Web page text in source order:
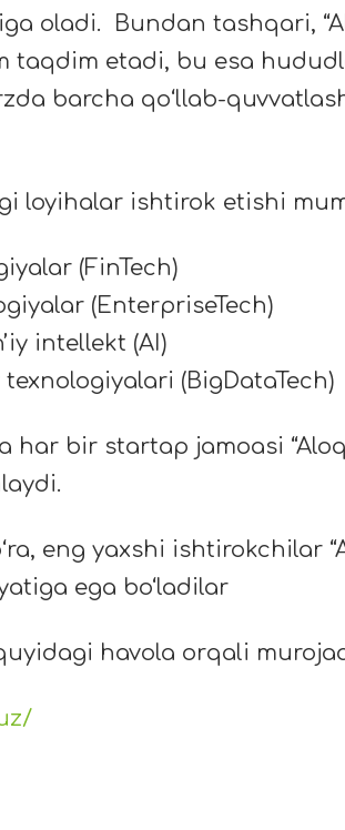
oladi. Bundan tashqari,
taqdim etadi, bu esa
barcha qoʻllab-
loyihalar ishtirok etishi
(FinTech)
(EnterpriseTech)
intellekt (AI)
(BigDataTech)
har bir startap jamoasi
eng yaxshi ishtirokchilar
ega bo‘ladilar
havola orqali